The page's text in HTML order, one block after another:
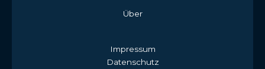
Über
Impressum
Datenschutz